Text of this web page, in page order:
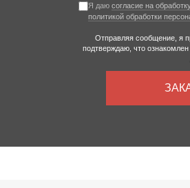
Я даю согласие на
политикой обработки
Отправляя сообщение, я
подтверждаю, что ознакомлен